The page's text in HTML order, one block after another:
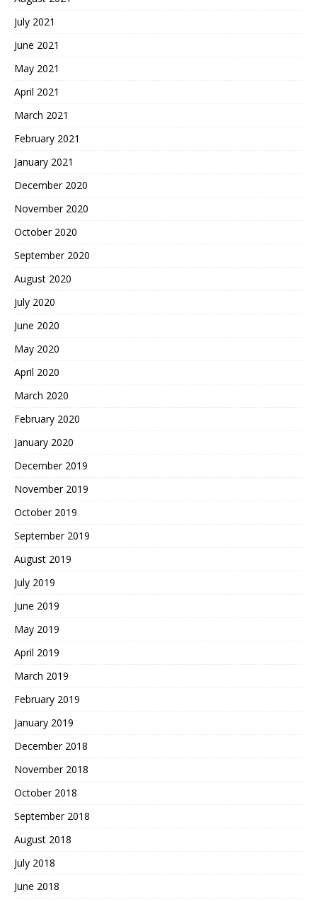
July 2021
June 2021
May 2021
April 2021
March 2021
February 2021
January 2021
December 2020
November 2020
October 2020
September 2020
August 2020
July 2020
June 2020
May 2020
April 2020
March 2020
February 2020
January 2020
December 2019
November 2019
October 2019
September 2019
August 2019
July 2019
June 2019
May 2019
April 2019
March 2019
February 2019
January 2019
December 2018
November 2018
October 2018
September 2018
August 2018
July 2018
June 2018